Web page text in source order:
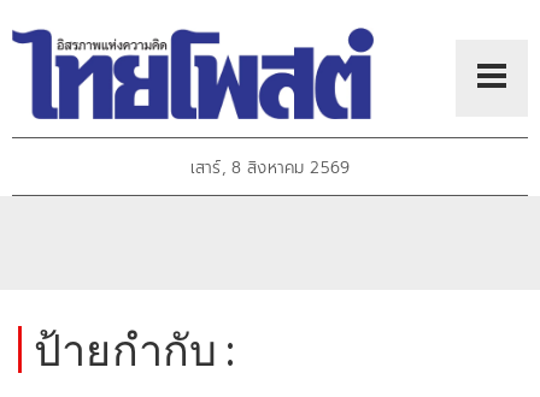
เสาร์, 8 สิงหาคม 2569
ป้ายกำกับ :